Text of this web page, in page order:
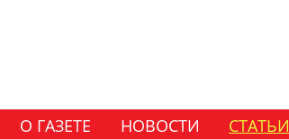
О ГАЗЕТЕ НОВОСТИ СТАТЬИ